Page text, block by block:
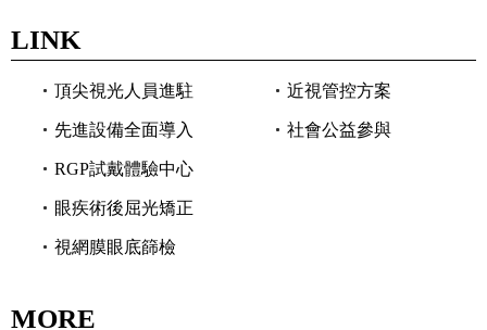
LINK
頂尖視光人員進駐
先進設備全面導入
RGP試戴體驗中心
眼疾術後屈光矯正
視網膜眼底篩檢
近視管控方案
社會公益參與
MORE